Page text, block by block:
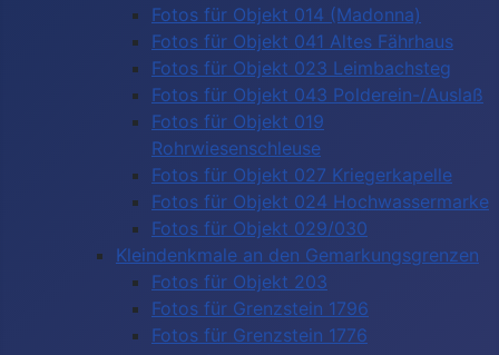
Fotos für Objekt 014 (Madonna)
Fotos für Objekt 041 Altes Fährhaus
Fotos für Objekt 023 Leimbachsteg
Fotos für Objekt 043 Polderein-/Auslaß
Fotos für Objekt 019
Rohrwiesenschleuse
Fotos für Objekt 027 Kriegerkapelle
Fotos für Objekt 024 Hochwassermarke
Fotos für Objekt 029/030
Kleindenkmale an den Gemarkungsgrenzen
Fotos für Objekt 203
Fotos für Grenzstein 1796
Fotos für Grenzstein 1776